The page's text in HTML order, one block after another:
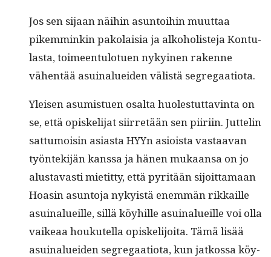
Jos sen sijaan näi­hin asun­toi­hin muut­taa
pikem­minkin pako­laisia ja alko­holis­te­ja Kon­tu­
las­ta, toimeen­tu­lotuen nykyi­nen rakenne
vähen­tää asuinaluei­den välistä segregaatiota.
Yleisen asum­istuen osalta huolestut­tavin­ta on
se, että opiske­li­jat siir­retään sen piiri­in. Jut­telin
sat­tumoisin asi­as­ta HYYn asioista vas­taa­van
työn­tek­i­jän kanssa ja hänen mukaansa on jo
alus­tavasti mietit­ty, että pyritään sijoit­ta­maan
Hoasin asun­to­ja nyky­istä enem­män rikkaille
asuinalueille, sil­lä köy­hille asuinalueille voi olla
vaikeaa houkutel­la opiske­li­joi­ta. Tämä lisää
asuinaluei­den seg­re­gaa­tio­ta, kun jatkos­sa köy­